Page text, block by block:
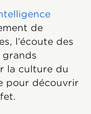
de
l’écoute des
grands
la culture du
pour découvrir